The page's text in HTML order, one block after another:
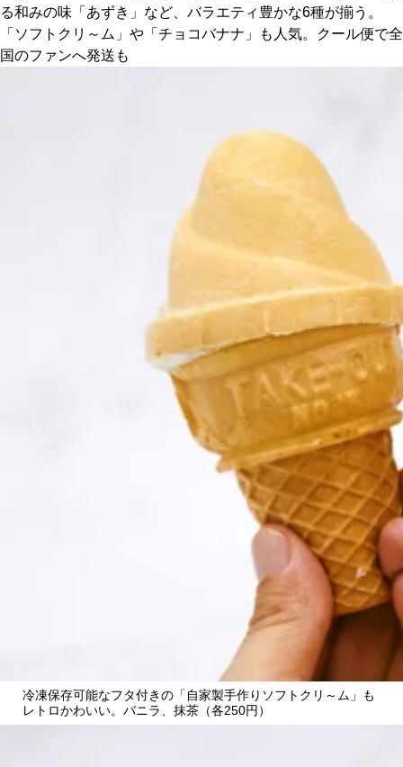
る和みの味「あずき」など、バラエティ豊かな6種が揃う。
「ソフトクリ～ム」や「チョコバナナ」も人気。クール便で全
国のファンへ発送も
冷凍保存可能なフタ付きの「自家製手作りソフトクリ～ム」も
レトロかわいい。バニラ、抹茶（各250円）